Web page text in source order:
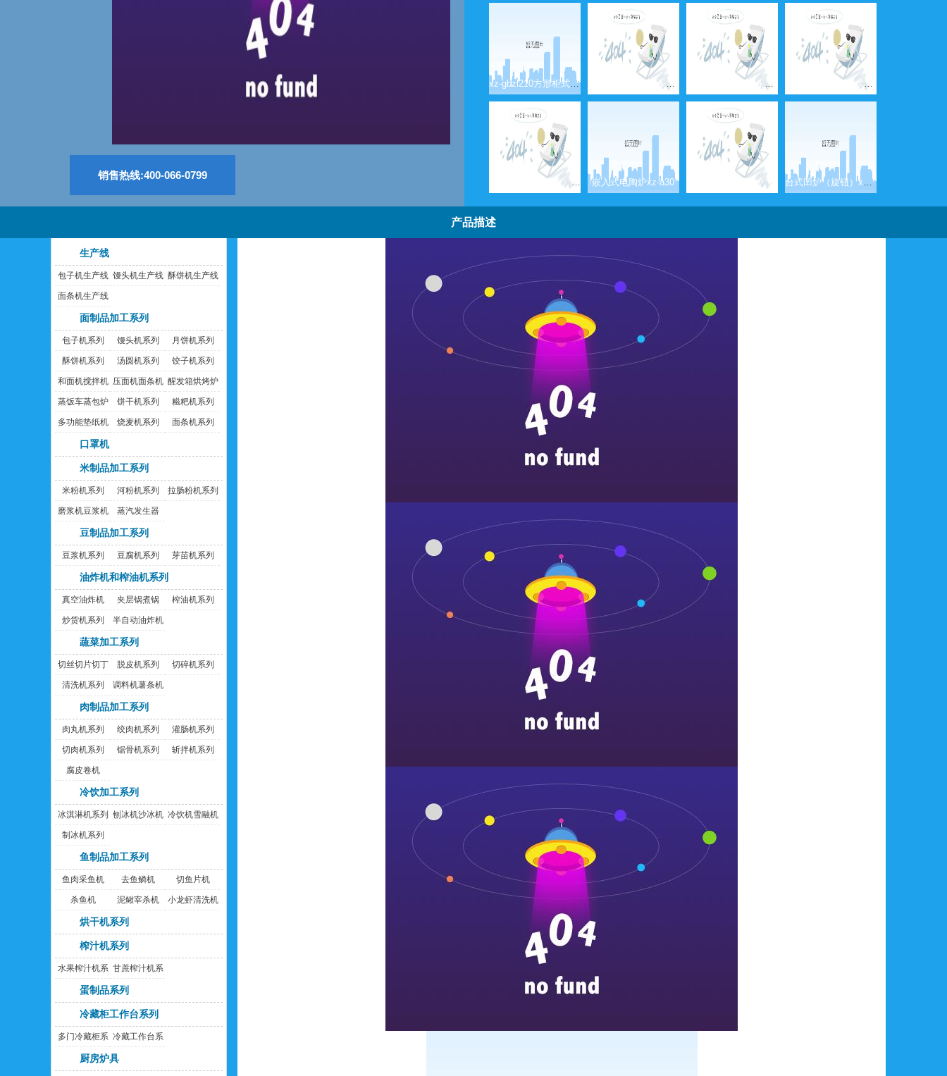
销售热线:400-066-0799
xz-gbzl210方形柜式电磁炉 xz-lbzl210六个方头电陶炉 xz-lbzl210圆头六头电陶炉 xz-tbzl120方头台式电磁炉
八千瓦平炉（磁控） xz-kam8c 嵌入式电陶炉xz-a30 四头柜式电磁炉 台式凹炉（旋钮）xz-dsk2x2.
产品描述
生产线
包子机生产线 馒头机生产线 酥饼机生产线
面条机生产线
面制品加工系列
包子机系列 馒头机系列 月饼机系列
酥饼机系列 汤圆机系列 饺子机系列
和面机搅拌机 压面机面条机 醒发箱烘烤炉
蒸饭车蒸包炉 饼干机系列 糍粑机系列
多功能垫纸机 烧麦机系列 面条机系列
口罩机
米制品加工系列
米粉机系列 河粉机系列 拉肠粉机系列
磨浆机豆浆机 蒸汽发生器
豆制品加工系列
豆浆机系列 豆腐机系列 芽苗机系列
油炸机和榨油机系列
真空油炸机 夹层锅煮锅 榨油机系列
炒货机系列 半自动油炸机
蔬菜加工系列
切丝切片切丁
机
脱皮机系列 切碎机系列
清洗机系列 调料机薯条机
肉制品加工系列
肉丸机系列 绞肉机系列 灌肠机系列
切肉机系列 锯骨机系列 斩拌机系列
腐皮卷机
冷饮加工系列
冰淇淋机系列 刨冰机沙冰机 冷饮机雪融机
制冰机系列
鱼制品加工系列
鱼肉采鱼机 去鱼鳞机 切鱼片机
杀鱼机 泥鳅宰杀机 小龙虾清洗机
烘干机系列
榨汁机系列
水果榨汁机系
列
甘蔗榨汁机系
蛋制品系列
冷藏柜工作台系列
多门冷藏柜系
列
冷藏工作台系
厨房炉具